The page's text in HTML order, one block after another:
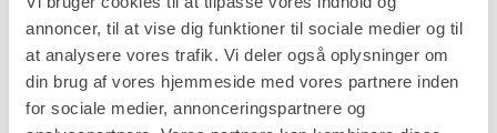
annoncer, til at vise dig funktioner til sociale medier og til
at analysere vores trafik. Vi deler også oplysninger om
din brug af vores hjemmeside med vores partnere inden
for sociale medier, annonceringspartnere og
Læg i kurv
På lager
Forventet leveringstid:1-2 hverdage